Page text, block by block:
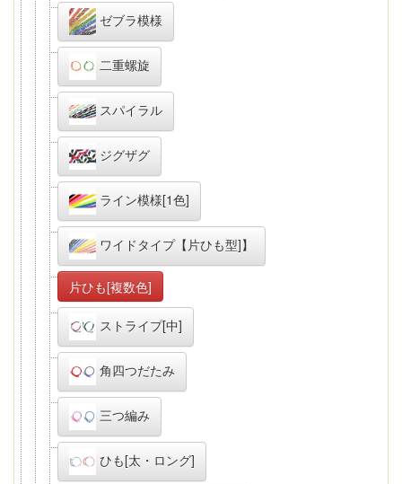
ゼブラ模様
二重螺旋
スパイラル
ジグザグ
ライン模様[1色]
ワイドタイプ【片ひも型]】
片ひも[複数色]
ストライプ[中]
角四つだたみ
三つ編み
ひも[太・ロング]